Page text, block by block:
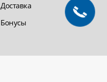
Доставка
Бонусы
Компания «220 ВСЯ